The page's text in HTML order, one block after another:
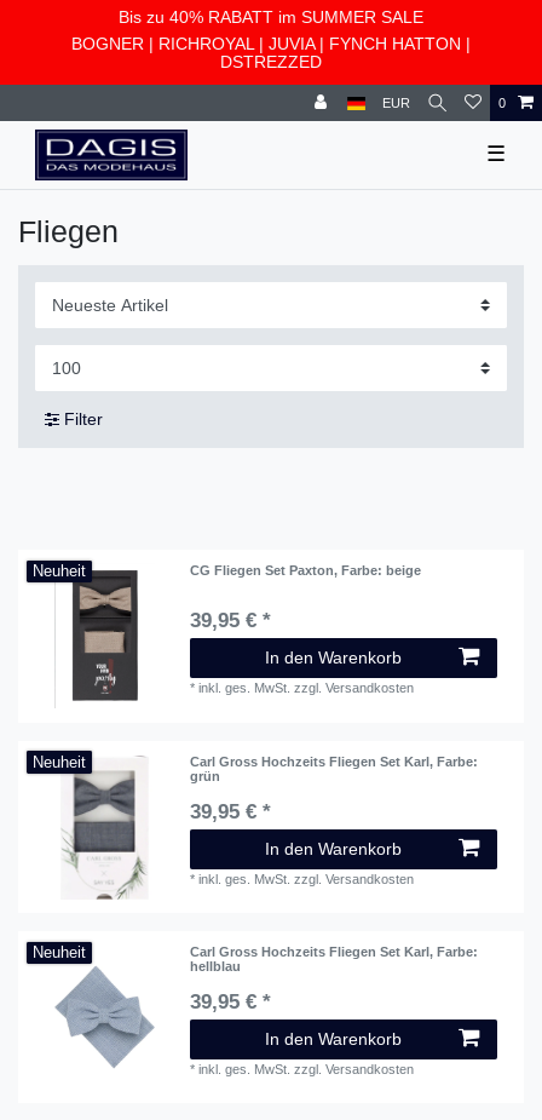
Bis zu 40% RABATT im SUMMER SALE
BOGNER | RICHROYAL | JUVIA| FYNCH HATTON |
DSTREZZED
EUR 0
☰
Fliegen
Filter
Neuheit CG Fliegen Set Paxton, Farbe: beige
39,95 € *
In den Warenkorb
*inkl. ges. MwSt. zzgl.Versandkosten
Neuheit Carl Gross Hochzeits Fliegen Set Karl, Farbe:
grün
39,95 € *
In den Warenkorb
*inkl. ges. MwSt. zzgl.Versandkosten
Neuheit Carl Gross Hochzeits Fliegen Set Karl, Farbe:
hellblau
39,95 € *
In den Warenkorb
*inkl. ges. MwSt. zzgl.Versandkosten